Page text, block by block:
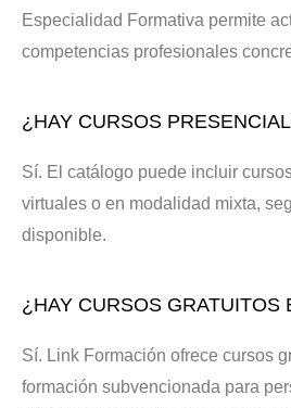
Especialidad Formativa permite
competencias profesionales
¿HAY CURSOS
Sí. El catálogo puede incluir
virtuales o en modalidad mixta,
disponible.
¿HAY CURSOS GRATUITOS
Sí. Link Formación ofrece cursos
formación subvencionada para